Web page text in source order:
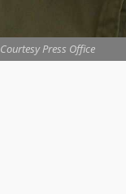
Courtesy Press Office